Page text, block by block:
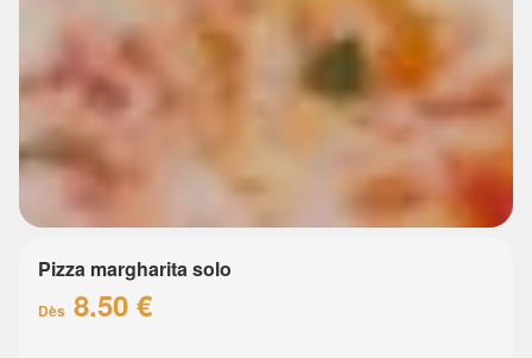
Pizza margharita solo
Dès 8.50 €